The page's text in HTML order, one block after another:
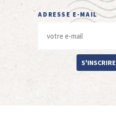
ADRESSE E-MAIL
S'INSCRIRE